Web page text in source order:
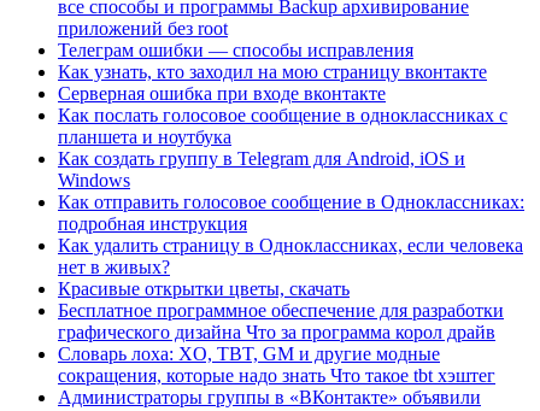
все способы и программы Backup архивирование
приложений без root
Телеграм ошибки — способы исправления
Как узнать, кто заходил на мою страницу вконтакте
Серверная ошибка при входе вконтакте
Как послать голосовое сообщение в одноклассниках с
планшета и ноутбука
Как создать группу в Telegram для Android, iOS и
Windows
Как отправить голосовое сообщение в Одноклассниках:
подробная инструкция
Как удалить страницу в Одноклассниках, если человека
нет в живых?
Красивые открытки цветы, скачать
Бесплатное программное обеспечение для разработки
графического дизайна Что за программа корол драйв
Словарь лоха: XO, TBT, GM и другие модные
сокращения, которые надо знать Что такое tbt хэштег
Администраторы группы в «ВКонтакте» объявили